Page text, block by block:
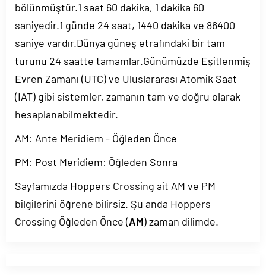
bölünmüştür.1 saat 60 dakika, 1 dakika 60
saniyedir.1 günde 24 saat, 1440 dakika ve 86400
saniye vardır.Dünya güneş etrafındaki bir tam
turunu 24 saatte tamamlar.Günümüzde Eşitlenmiş
Evren Zamanı (UTC) ve Uluslararası Atomik Saat
(IAT) gibi sistemler, zamanın tam ve doğru olarak
hesaplanabilmektedir.
AM: Ante Meridiem - Öğleden Önce
PM: Post Meridiem: Öğleden Sonra
Sayfamızda Hoppers Crossing ait AM ve PM
bilgilerini öğrene bilirsiz. Şu anda Hoppers
Crossing Öğleden Önce (AM) zaman dilimde.